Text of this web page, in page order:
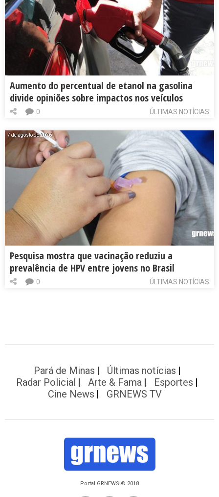
Aumento do percentual de etanol na gasolina
divide opiniões sobre impactos nos veículos
ÚLTIMAS NOTÍCIAS
0
7 de agosto de 2026
Pesquisa mostra que vacinação reduziu a
prevalência de HPV entre jovens no Brasil
ÚLTIMAS NOTÍCIAS
0
Pará de Minas
Últimas notícias
Radar Policial
Arte & Fama
Esportes
Cine News
GRNEWS TV
Portal GRNEWS © 2018